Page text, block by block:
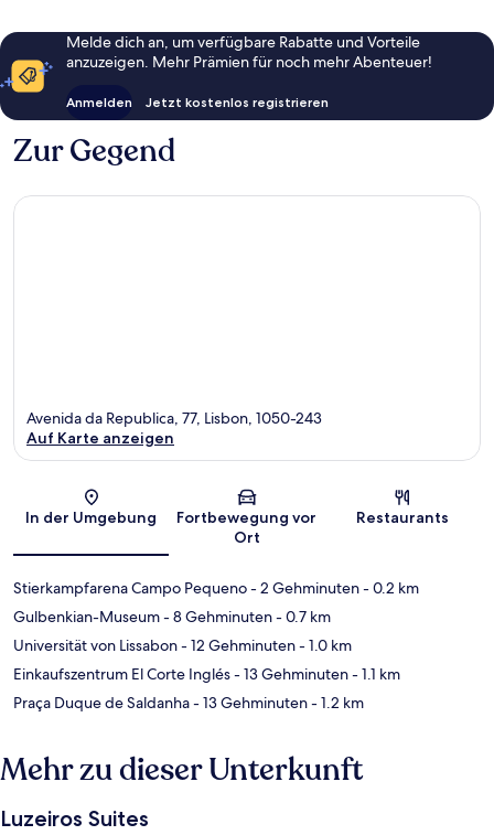
Melde dich an, um verfügbare Rabatte und Vorteile
anzuzeigen. Mehr Prämien für noch mehr Abenteuer!
Anmelden Jetzt kostenlos registrieren
Zur Gegend
Karte
Avenida da Republica, 77, Lisbon, 1050-243
Auf Karte anzeigen
In der Umgebung
Fortbewegung vor
Ort
Restaurants
Stierkampfarena Campo Pequeno- 2 Gehminuten- 0.2 km
Gulbenkian-Museum- 8 Gehminuten- 0.7 km
Universität von Lissabon- 12 Gehminuten- 1.0 km
Einkaufszentrum El Corte Inglés- 13 Gehminuten- 1.1 km
Praça Duque de Saldanha- 13 Gehminuten- 1.2 km
Mehr zu dieser Unterkunft
Luzeiros Suites